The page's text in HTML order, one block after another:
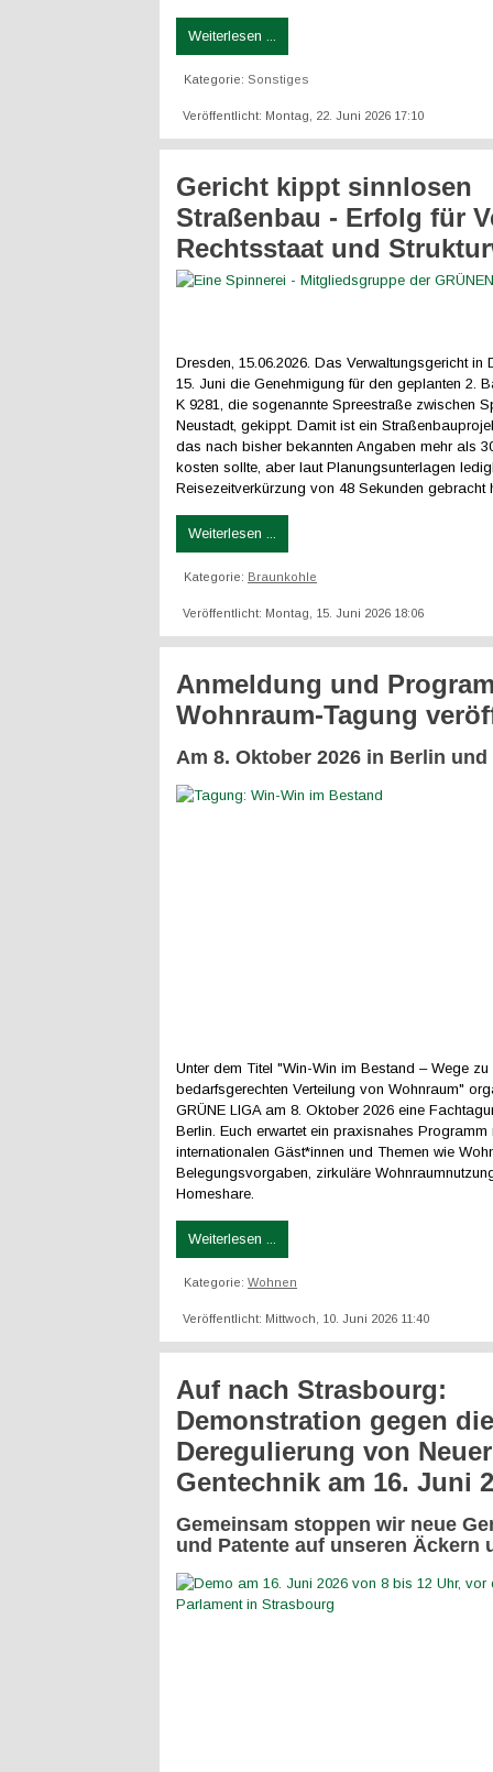
Weiterlesen ...
Kategorie: Sonstiges
Veröffentlicht: Montag, 22. Juni 2026 17:10
Gericht kippt sinnlosen
Straßenbau - Erfolg für
Rechtsstaat und
Dresden, 15.06.2026. Das Verwaltungsgericht in
15. Juni die Genehmigung für den geplanten 2.
K 9281, die sogenannte Spreestraße zwischen
Neustadt, gekippt. Damit ist ein
das nach bisher bekannten Angaben mehr als
kosten sollte, aber laut Planungsunterlagen
Reisezeitverkürzung von 48 Sekunden gebracht
Weiterlesen ...
Kategorie: Braunkohle
Veröffentlicht: Montag, 15. Juni 2026 18:06
Anmeldung und
Wohnraum-Tagung
Am 8. Oktober 2026 in Berlin
Unter dem Titel "Win-Win im Bestand – Wege zu
bedarfsgerechten Verteilung von Wohnraum"
GRÜNE LIGA am 8. Oktober 2026 eine
Berlin. Euch erwartet ein praxisnahes Programm
internationalen Gäst*innen und Themen wie
Belegungsvorgaben, zirkuläre
Homeshare.
Weiterlesen ...
Kategorie: Wohnen
Veröffentlicht: Mittwoch, 10. Juni 2026 11:40
Auf nach Strasbourg:
Demonstration gegen die
Deregulierung von Neuer
Gentechnik am 16. Juni
Gemeinsam stoppen wir neue
und Patente auf unseren Äckern